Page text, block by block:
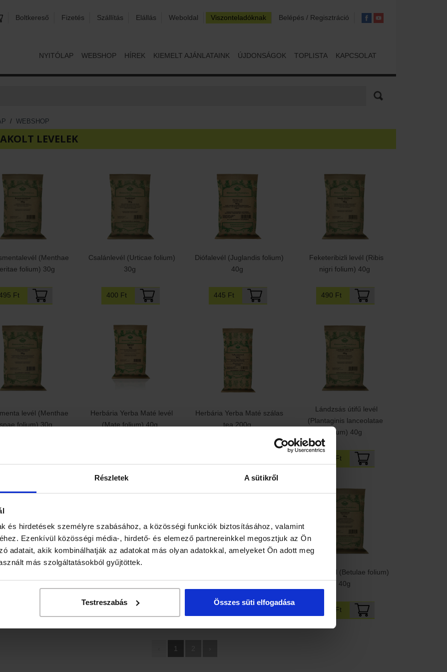
Részletek A sütikről
és hirdetések személyre szabásához, a közösségi funkciók biztosításához, valamint
Ezenkívül közösségi média-, hirdető- és elemező partnereinkkel megosztjuk az Ön
adatait, akik kombinálhatják az adatokat más olyan adatokkal, amelyeket Ön adott meg
más szolgáltatásokból gyűjtöttek.
Testreszabás Összes süti elfogadása
Boltkereső Fizetés Szállítás Elállás Weboldal Viszonteladóknak Belépés / Regisztráció
NYITÓLAP WEBSHOP HÍREK KIEMELT AJÁNLATAINK ÚJDONSÁGOK TOPLISTA KAPCSOLAT
/ WEBSHOP
LEVELEK
(Menthae
folium) 30g
Ft
Csalánlevél (Urticae folium)
30g
400 Ft
Diófalevél (Juglandis folium)
40g
445 Ft
Feketeribizli levél (Ribis
nigri folium) 40g
490 Ft
levél (Menthae
folium) 30g
Herbária Yerba Maté levél
(Mate folium) 40g
Herbária Yerba Maté szálas
tea 200g
Lándzsás útifű levél
(Plantaginis lanceolatae
folium) 40g
890 Ft
Nyírfalevél (Betulae folium)
40g
430 Ft
1